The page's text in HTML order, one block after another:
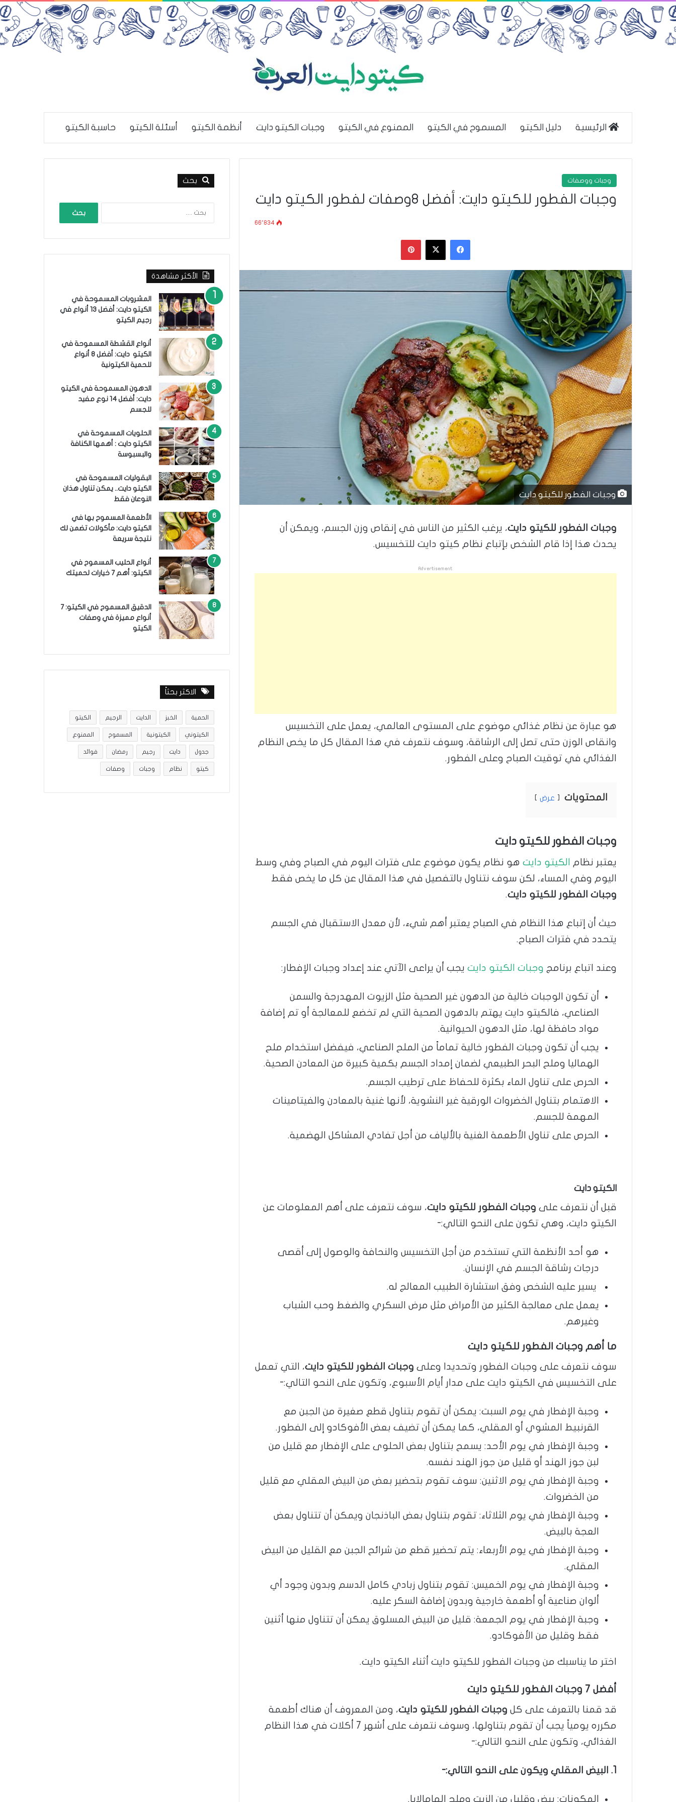
الرئيسية دليل الكيتو المسموح في الكيتو الممنوع في الكيتو وجبات الكيتو دايت أنظمة الكيتو أسئلة الكيتو حاسبة الكيتو
وجبات ووصفات
وجبات الفطور للكيتو دايت: أفضل 8وصفات لفطور الكيتو دايت
66٬834
فيسبوك ‫X
وجبات الفطور للكيتو دايت
وجبات الفطور للكيتو دايت، يرغب الكثير من الناس في إنقاص وزن الجسم، ويمكن أن
يحدث هذا إذا قام الشخص بإتباع نظام كيتو دايت للتخسيس.
Advertisement
هو عبارة عن نظام غذائي موضوع على المستوى العالمي، يعمل على التخسيس
وانقاص الوزن حتى تصل إلى الرشاقة، وسوف نتعرف في هذا المقال كل ما يخص النظام
الغذائي في توقيت الصباح وعلى الفطور.
المحتويات عرض
وجبات الفطور للكيتو دايت
يعتبر نظام الكيتو دايت هو نظام يكون موضوع على فترات اليوم في الصباح وفي وسط
اليوم وفي المساء، لكن سوف نتناول بالتفصيل في هذا المقال عن كل ما يخص فقط
وجبات الفطور للكيتو دايت.
حيث أن إتباع هذا النظام في الصباح يعتبر أهم شيء، لأن معدل الاستقبال في الجسم
يتحدد في فترات الصباح.
وعند اتباع برنامج وجبات الكيتو دايت يجب أن يراعى الآتي عند إعداد وجبات الإفطار:
أن تكون الوجبات خالية من الدهون غير الصحية مثل الزيوت المهدرجة والسمن
الصناعي، فالكيتو دايت يهتم بالدهون الصحية التي لم تخضع للمعالجة أو تم إضافة
مواد حافظة لها، مثل الدهون الحيوانية.
يجب أن تكون وجبات الفطور خالية تماماً من الملح الصناعي، فيفضل استخدام ملح
الهماليا وملح البحر الطبيعي لضمان إمداد الجسم بكمية كبيرة من المعادن الصحية.
الحرص على تناول الماء بكثرة للحفاظ على ترطيب الجسم.
الاهتمام بتناول الخضروات الورقية غير النشوية، لأنها غنية بالمعادن والفيتامينات
المهمة للجسم.
الحرص على تناول الأطعمة الغنية بالألياف من أجل تفادي المشاكل الهضمية.
الكيتو دايت
قبل أن نتعرف على وجبات الفطور للكيتو دايت، سوف نتعرف على أهم المعلومات عن
الكيتو دايت، وهي تكون على النحو التالي:-
هو أحد الأنظمة التي تستخدم من أجل التخسيس والنحافة والوصول إلى أقصى
درجات رشاقة الجسم في الإنسان.
يسير عليه الشخص وفق استشارة الطبيب المعالج له.
يعمل على معالجة الكثير من الأمراض مثل مرض السكري والضغط وحب الشباب
وغيرهم.
ما أهم وجبات الفطور للكيتو دايت
سوف نتعرف على وجبات الفطور وتحديدا وعلى وجبات الفطور للكيتو دايت، التي تعمل
على التخسيس في الكيتو دايت على مدار أيام الأسبوع، وتكون على النحو التالي:-
وجبة الإفطار في يوم السبت: يمكن أن تقوم بتناول قطع صغيرة من الجبن مع
القرنبيط المشوي أو المقلي، كما يمكن أن تضيف بعض الأفوكادو إلى الفطور.
وجبة الإفطار في يوم الأحد: يسمح بتناول بعض الحلوى على الإفطار مع قليل من
لبن جوز الهند أو قليل من جوز الهند نفسه.
وجبة الإفطار في يوم الاثنين: سوف تقوم بتحضير بعض من البيض المقلي مع قليل
من الخضروات.
وجبة الإفطار في يوم الثلاثاء: تقوم بتناول بعض الباذنجان ويمكن أن تتناول بعض
العجة بالبيض.
وجبة الإفطار في يوم الأربعاء: يتم تحضير قطع من شرائح الجبن مع القليل من البيض
المقلي.
وجبة الإفطار في يوم الخميس: تقوم بتناول زبادي كامل الدسم وبدون وجود أي
ألوان صناعية أو أطعمة خارجية وبدون إضافة السكر عليه.
وجبة الإفطار في يوم الجمعة: قليل من البيض المسلوق يمكن أن تتناول منها أثنين
فقط وقليل من الأفوكادو.
اختر ما يناسبك من وجبات الفطور للكيتو دايت أثناء الكيتو دايت.
أفضل 7 وجبات الفطور للكيتو دايت
قد قمنا بالتعرف على كل وجبات الفطور للكيتو دايت، ومن المعروف أن هناك أطعمة
مكرره يومياً يجب أن تقوم بتناولها، وسوف نتعرف على أشهر 7 أكلات في هذا النظام
الغذائي، وتكون على النحو التالي:-
1. البيض المقلي ويكون على النحو التالي:-
المكونات: بيض وقليل من الزيت وملح الهامالايا.
بحث
ح
الأكثر مشاهدة
المشروبات المسموحة في
الكيتو دايت: أفضل 13 أنواع في
رجيم الكيتو
أنواع القشطة المسموحة في
الكيتو دايت: أفضل 8 أنواع
للحمية الكيتونية
الدهون المسموحة في الكيتو
دايت: أفضل 14 نوع مفيد
للجسم
الحلويات المسموحة في
الكيتو دايت : أهمها الكنافة
والبسبوسة
البقوليات المسموحة في
الكيتو دايت.. يمكن تناول هذان
النوعان فقط
الأطعمة المسموح بها في
الكيتو دايت: مأكولات تضمن لك
نتيجة سريعة
أنواع الحليب المسموح في
الكيتو: أهم 7 خيارات لحميتك
الدقيق المسموح في الكيتو: 7
أنواع مميزة في وصفات
الكيتو
الاكثر بحثاً
الحمية الخبز الدايت الرجيم الكيتو
الكيتوني الكيتونية المسموح الممنوع
جدول دايت رجيم رمضان فوائد
كيتو نظام وجبات وصفات